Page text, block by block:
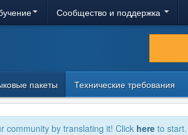
Сообщество и поддержка
пакеты Технические требования
community by translating it! Click here to start.